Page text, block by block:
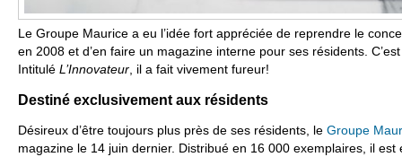
Le Groupe Maurice a eu l’idée fort appréciée de reprendre le
en 2008 et d’en faire un magazine interne pour ses résidents.
Intitulé L’Innovateur , il a fait vivement fureur!
Destiné exclusivement aux résidents
Désireux d’être toujours plus près de ses résidents, le Groupe
magazine le 14 juin dernier. Distribué en 16 000 exemplaires, il est